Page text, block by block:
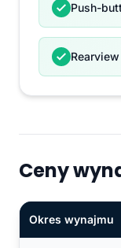
Push-
Ceny
Okres wynajmu